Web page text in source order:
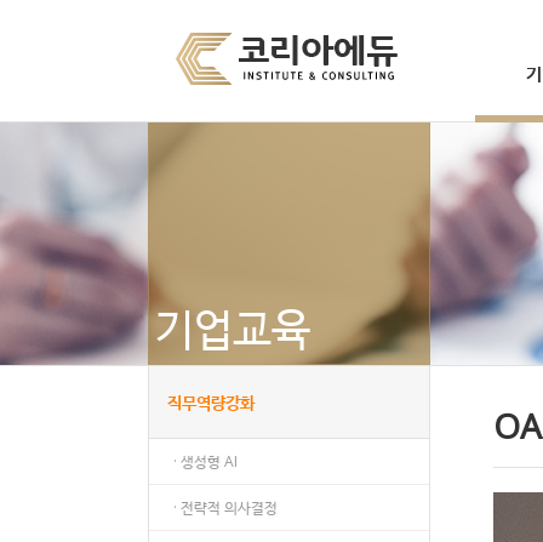
기업교육
직무역량강화
· 생성형 AI
· 전략적 의사결정